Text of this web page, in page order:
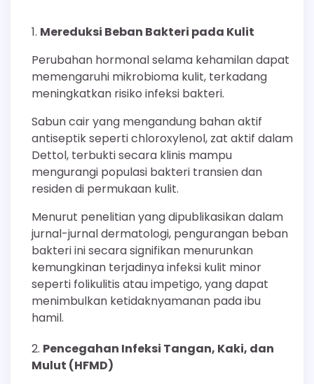
Mereduksi Beban Bakteri pada Kulit
Perubahan hormonal selama kehamilan dapat
memengaruhi mikrobioma kulit, terkadang
meningkatkan risiko infeksi bakteri.
Sabun cair yang mengandung bahan aktif
antiseptik seperti chloroxylenol, zat aktif dalam
Dettol, terbukti secara klinis mampu
mengurangi populasi bakteri transien dan
residen di permukaan kulit.
Menurut penelitian yang dipublikasikan dalam
jurnal-jurnal dermatologi, pengurangan beban
bakteri ini secara signifikan menurunkan
kemungkinan terjadinya infeksi kulit minor
seperti folikulitis atau impetigo, yang dapat
menimbulkan ketidaknyamanan pada ibu
hamil.
Pencegahan Infeksi Tangan, Kaki, dan
Mulut (HFMD)